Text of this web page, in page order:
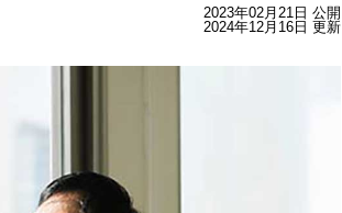
2023年02月21日 公開
2024年12月16日 更新